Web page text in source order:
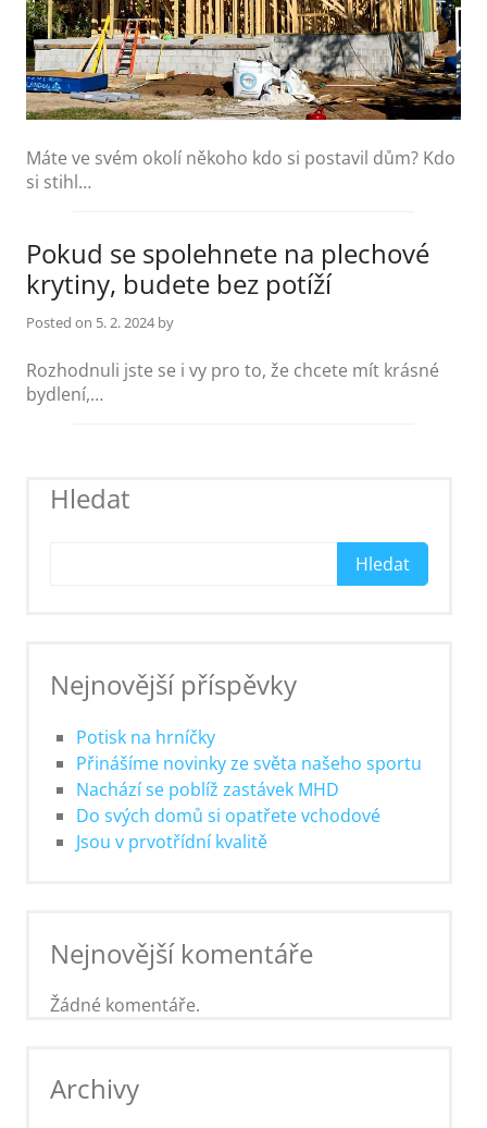
Máte ve svém okolí někoho kdo si postavil dům? Kdo
si stihl…
Pokud se spolehnete na plechové
krytiny, budete bez potíží
Posted on 5. 2. 2024 by
Rozhodnuli jste se i vy pro to, že chcete mít krásné
bydlení,…
Hledat
Hledat
Nejnovější příspěvky
Potisk na hrníčky
Přinášíme novinky ze světa našeho sportu
Nachází se poblíž zastávek MHD
Do svých domů si opatřete vchodové
Jsou v prvotřídní kvalitě
Nejnovější komentáře
Žádné komentáře.
Archivy